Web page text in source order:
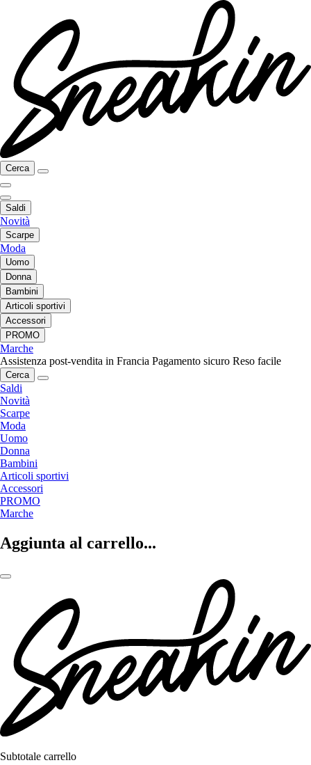
Cerca
Saldi
Novità
Scarpe
Moda
Uomo
Donna
Bambini
Articoli sportivi
Accessori
PROMO
Marche
Assistenza post-vendita in Francia Pagamento sicuro Reso facile
Cerca
Saldi
Novità
Scarpe
Moda
Uomo
Donna
Bambini
Articoli sportivi
Accessori
PROMO
Marche
Aggiunta al carrello...
Subtotale carrello